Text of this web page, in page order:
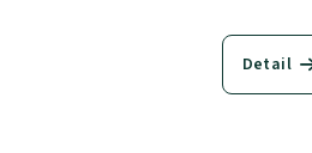
Detail